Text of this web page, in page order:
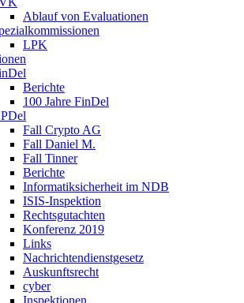
Ablauf von Evaluationen
LPK
Berichte
100 Jahre FinDel
Fall Crypto AG
Fall Daniel M.
Fall Tinner
Berichte
Informatiksicherheit ­im NDB
ISIS-Inspektion
Rechtsgutachten
Konferenz 2019
Links
Nachrichtendienstgesetz
Auskunftsrecht
cyber